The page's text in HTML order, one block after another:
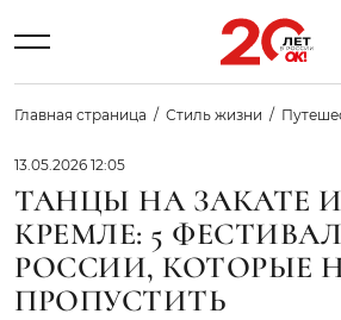
Главная страница Стиль жизни
13.05.2026 12:05
ТАНЦЫ НА ЗАКАТЕ
КРЕМЛЕ: 5
РОССИИ, КОТОРЫЕ
ПРОПУСТИТЬ